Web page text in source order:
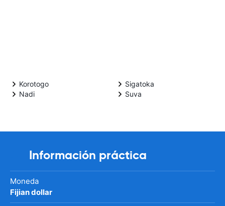
Korotogo
Nadi
Sigatoka
Suva
Información práctica
Moneda
Fijian dollar